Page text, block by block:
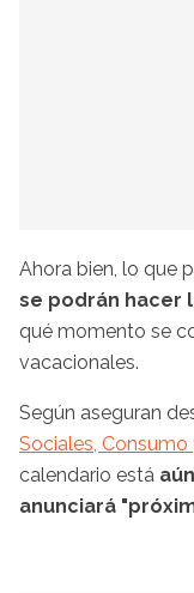
Ahora bien, lo que
se podrán hacer
qué momento se
vacacionales.
Según aseguran
Sociales,
calendario está
anunciará